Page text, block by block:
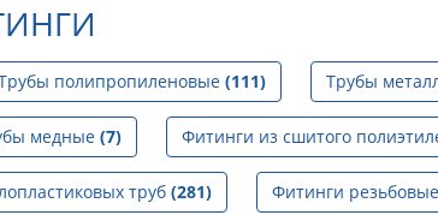
полипропиленовые (111) Трубы
медные (7) Фитинги из сшитого
труб (281) Фитинги